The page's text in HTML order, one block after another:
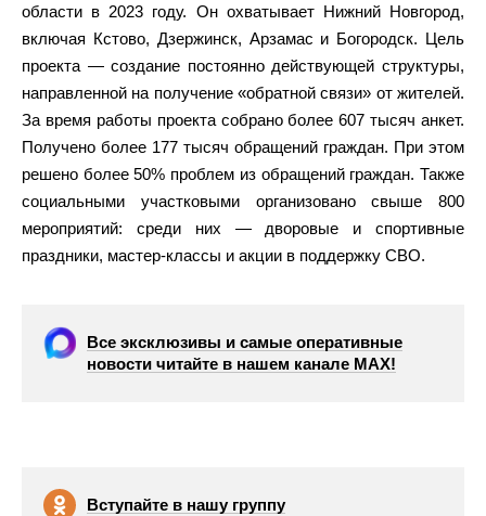
области в 2023 году. Он охватывает Нижний Новгород,
включая Кстово, Дзержинск, Арзамас и Богородск. Цель
проекта — создание постоянно действующей структуры,
направленной на получение «обратной связи» от жителей.
За время работы проекта собрано более 607 тысяч анкет.
Получено более 177 тысяч обращений граждан. При этом
решено более 50% проблем из обращений граждан. Также
социальными участковыми организовано свыше 800
мероприятий: среди них — дворовые и спортивные
праздники, мастер-классы и акции в поддержку СВО.
Все эксклюзивы и самые оперативные
новости читайте в нашем канале МАХ!
Вступайте в нашу группу